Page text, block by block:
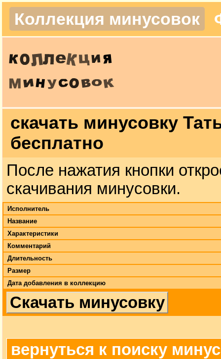
Коллекция минусовок
скачать минусовку
бесплатно
После нажатия кнопки
скачивания минусовки.
Исполнитель
Название
Характеристики
Комментарий
Длительность
Размер
Дата добавления в коллекцию
Скачать минусовку
вернуться к поиску